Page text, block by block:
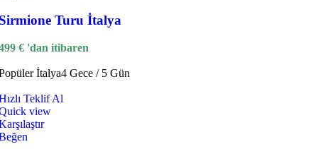
Turu İtalya
€ 'dan itibaren
İtalya4 Gece / 5 Gün
Teklif Al
view